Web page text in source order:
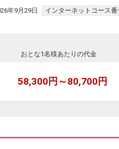
年9月29日 インターネットコース番
おとな1名様あたりの代金
58,300円～80,700円